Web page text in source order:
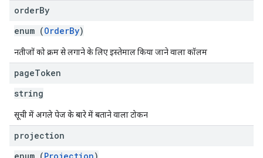
orderBy
enum (OrderBy)
नतीजों को क्रम से लगाने के लिए इस्तेमाल किया जाने वाला कॉलम
pageToken
string
सूची में अगले पेज के बारे में बताने वाला टोकन
projection